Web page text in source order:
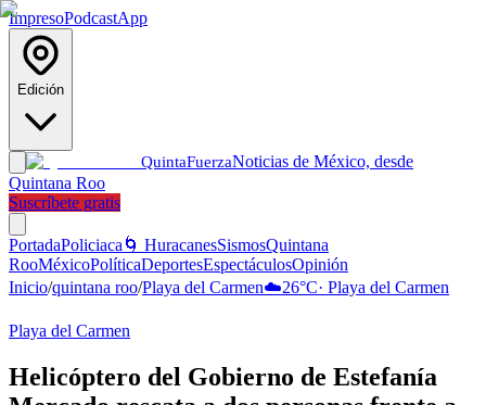
ImpresoPodcastApp
Edición
QuintaFuerzaNoticias de México, desde
Quintana Roo
Suscríbete gratis
PortadaPoliciaca 🌀 HuracanesSismosQuintana
RooMéxicoPolíticaDeportesEspectáculosOpinión
Inicio/quintana roo/Playa del Carmen☁️26°C· Playa del Carmen
Playa del Carmen
Helicóptero del Gobierno de Estefanía